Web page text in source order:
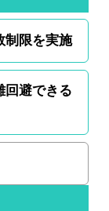
制限を実施
回避できる